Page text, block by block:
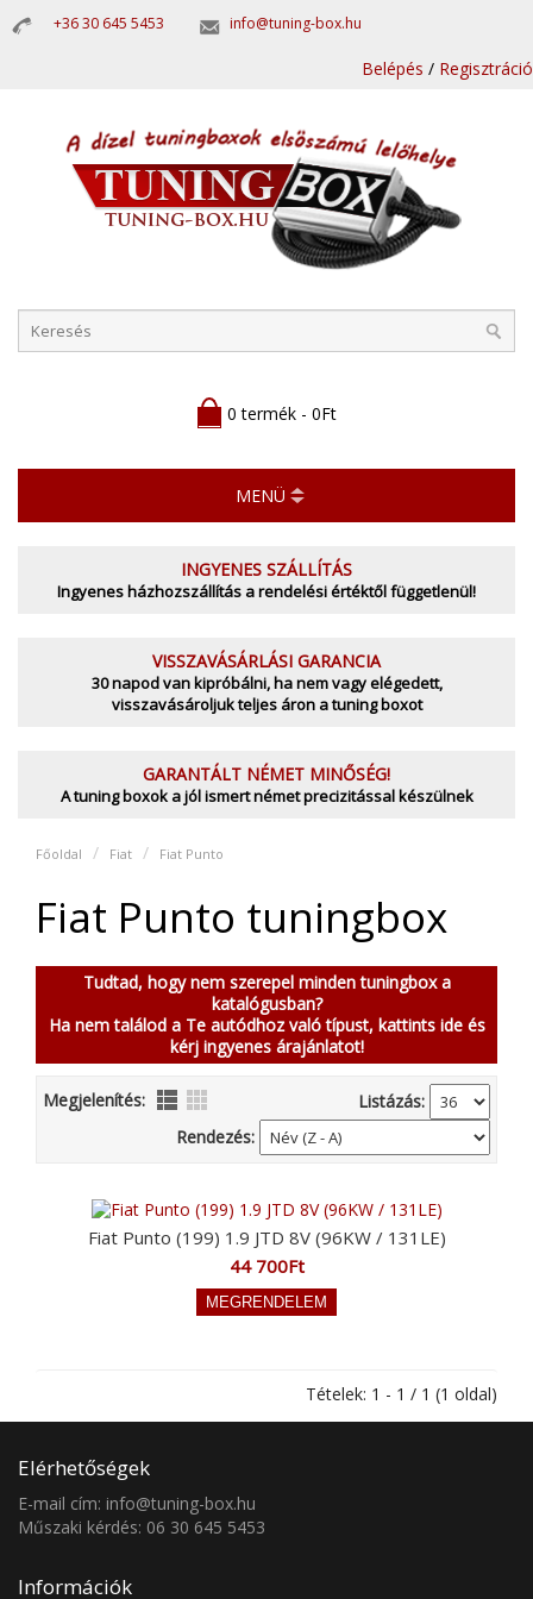
+36 30 645 5453 info@tuning-box.hu
Belépés / Regisztráció
0 termék - 0Ft
MENÜ
INGYENES SZÁLLÍTÁS
Ingyenes házhozszállítás a rendelési értéktől függetlenül!
VISSZAVÁSÁRLÁSI GARANCIA
30 napod van kipróbálni, ha nem vagy elégedett,
visszavásároljuk teljes áron a tuning boxot
GARANTÁLT NÉMET MINŐSÉG!
A tuning boxok a jól ismert német precizitással készülnek
Főoldal Fiat Fiat Punto
Fiat Punto tuningbox
Tudtad, hogy nem szerepel minden tuningbox a
katalógusban?
Ha nem találod a Te autódhoz való típust, kattints ide és
kérj ingyenes árajánlatot!
Megjelenítés:
Listázás:
Rendezés:
Fiat Punto (199) 1.9 JTD 8V (96KW / 131LE)
44 700Ft
Tételek: 1 - 1 / 1 (1 oldal)
Elérhetőségek
E-mail cím: info@tuning-box.hu
Műszaki kérdés: 06 30 645 5453
Információk